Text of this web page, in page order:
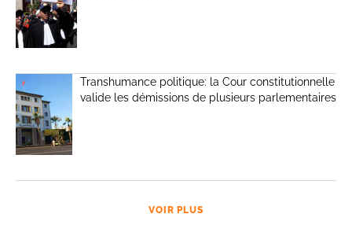
Transhumance politique: la Cour constitutionnelle
valide les démissions de plusieurs parlementaires
VOIR PLUS